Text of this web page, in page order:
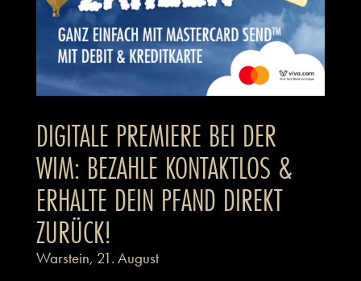
DIGITALE PREMIERE BEI DER
WIM: BEZAHLE KONTAKTLOS &
ERHALTE DEIN PFAND DIREKT
ZURÜCK!
Warstein, 21. August